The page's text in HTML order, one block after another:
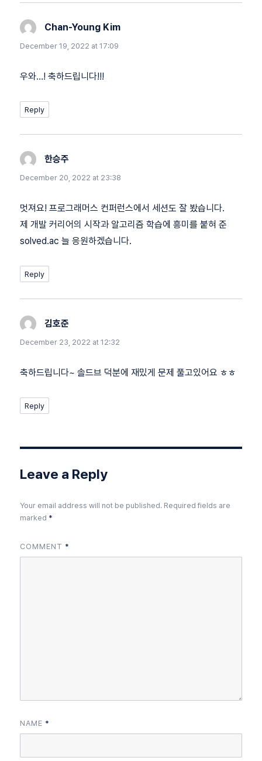
Chan-Young Kim
December 19, 2022 at 17:09
우와…! 축하드립니다!!!
Reply
한승주
December 20, 2022 at 23:38
멋져요! 프로그래머스 컨퍼런스에서 세션도 잘 봤습니다.
제 개발 커리어의 시작과 알고리즘 학습에 흥미를 붙혀 준
solved.ac 늘 응원하겠습니다.
Reply
김호준
December 23, 2022 at 12:32
축하드립니다~ 솔드브 덕분에 재밌게 문제 풀고있어요 ㅎㅎ
Reply
Leave a Reply
Your email address will not be published. Required fields are
marked *
COMMENT *
NAME *